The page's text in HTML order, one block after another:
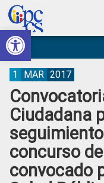
Abrir barra de
Skip
to
primary
navigation
Skip
to
main
content
Skip
to
primary
sidebar
Skip
to
footer
Consejo
de
Participación
Ciudadana
Control
Social
Construyendo
Poder
Ciudadano
Ciudadana
concurso
convocado
1 MAR 2017